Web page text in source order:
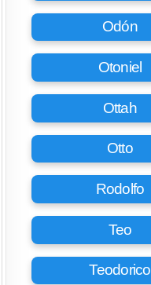
Odón
Otoniel
Ottah
Otto
Rodolfo
Teo
Teodorico